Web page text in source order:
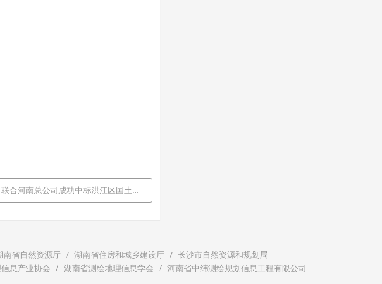
南总公司成功中标洪江区国土空间规划编制项目
南省自然资源厅 湖南省住房和城乡建设厅
长沙市自然资源和规划局
息产业协会 湖南省测绘地理信息学会 河南省中纬测绘规划信息工程有限公司